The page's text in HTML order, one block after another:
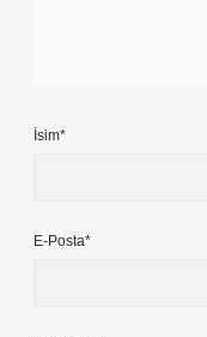
İsim*
E-Posta*